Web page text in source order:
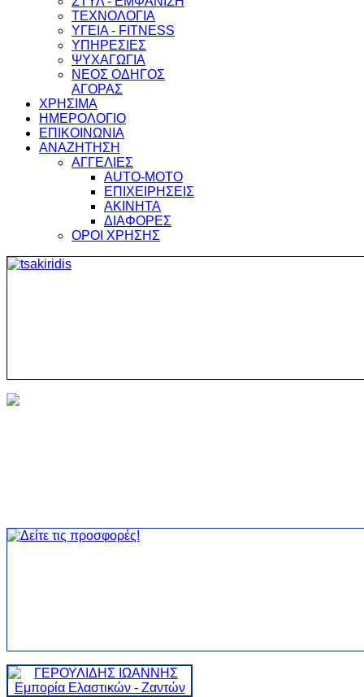
ΤΕΧΝΟΛΟΓΙΑ
ΥΓΕΙΑ - FITNESS
ΥΠΗΡΕΣΙΕΣ
ΨΥΧΑΓΩΓΙΑ
ΝΕΟΣ ΟΔΗΓΟΣ
ΑΓΟΡΑΣ
ΧΡΗΣΙΜΑ
ΗΜΕΡΟΛΟΓΙΟ
ΕΠΙΚΟΙΝΩΝΙΑ
ΑΝΑΖΗΤΗΣΗ
ΑΓΓΕΛΙΕΣ
AUTO-MOTO
ΕΠΙΧΕΙΡΗΣΕΙΣ
ΑΚΙΝΗΤΑ
ΔΙΑΦΟΡΕΣ
ΟΡΟΙ ΧΡΗΣΗΣ